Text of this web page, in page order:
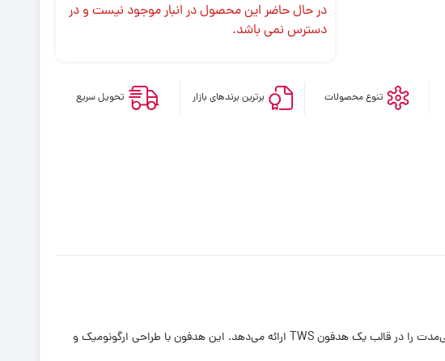
در حال حاضر این محصول در انبار موجود نیست و در
دسترس نمی باشد.
تنوع محصولات برترین برندهای بازار تحویل سریع
یکی از مدل‌های پیشرفته شیائومی است که ترکیبی از کیفیت صدای بالا، حذف نویز قوی و باتری طولانی‌مدت را در قالب یک هدفون TWS ارائه می‌دهد. این هدفون با طراحی ارگونومیک و